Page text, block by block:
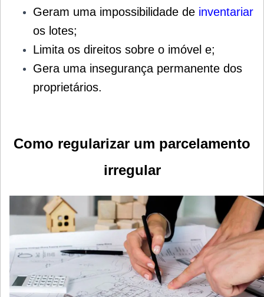
Geram uma impossibilidade de inventariar
os lotes;
Limita os direitos sobre o imóvel e;
Gera uma insegurança permanente dos
proprietários.
Como regularizar um parcelamento
irregular